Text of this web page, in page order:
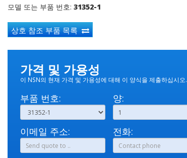
모델 또는 부품 번호: 31352-1
상호 참조 부품 목록
가격 및 가용성
이 NSN의 현재 가격 및 가용성에 대해 이 양식을 제출하십시오.
부품 번호: 양:
이메일 주소: 전화: